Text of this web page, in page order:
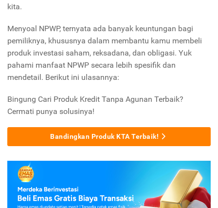
kita.
Menyoal NPWP, ternyata ada banyak keuntungan bagi
pemiliknya, khususnya dalam membantu kamu membeli
produk investasi saham, reksadana, dan obligasi. Yuk
pahami manfaat NPWP secara lebih spesifik dan
mendetail. Berikut ini ulasannya:
Bingung Cari Produk Kredit Tanpa Agunan Terbaik?
Cermati punya solusinya!
Bandingkan Produk KTA Terbaik!